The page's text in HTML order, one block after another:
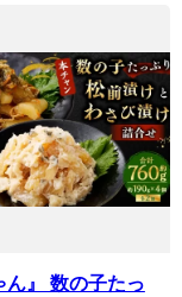
ん』 数の子たっ